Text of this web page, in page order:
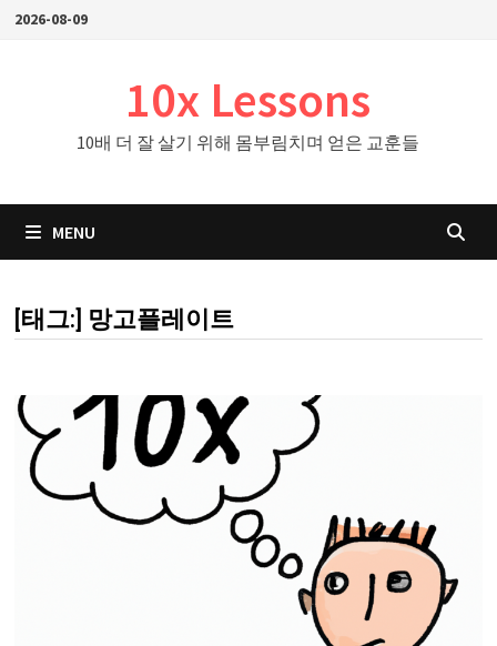
Skip2026-08-09
10x Lessons
10배 더 잘 살기 위해 몸부림치며 얻은 교훈들
MENU
[태그:] 망고플레이트